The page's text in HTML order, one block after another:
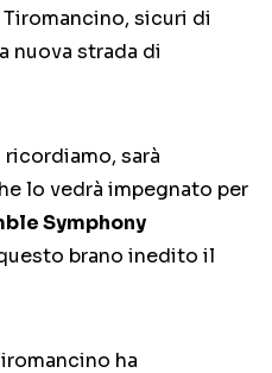
sicuri di
nuova strada di
sarà
lo vedrà impegnato per
Symphony
brano inedito il
ha